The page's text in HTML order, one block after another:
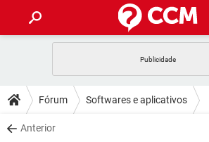
CELULAR FACEBOOK
OUTLOOK
DICAS
JOGOS WHATSAPP
DOWNLOADS
Fórum Softwares e aplicativos
Anterior